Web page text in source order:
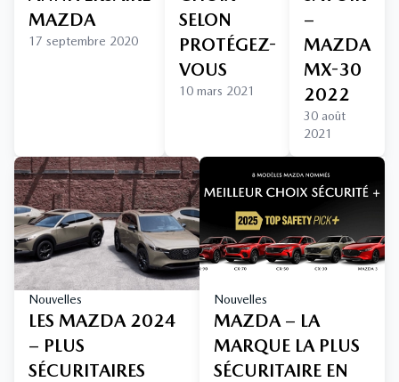
MAZDA
17 septembre 2020
SELON
PROTÉGEZ-
VOUS
10 mars 2021
–
MAZDA
MX-30
2022
30 août
2021
Nouvelles
LES MAZDA 2024
– PLUS
SÉCURITAIRES
Nouvelles
MAZDA – LA
MARQUE LA PLUS
SÉCURITAIRE EN